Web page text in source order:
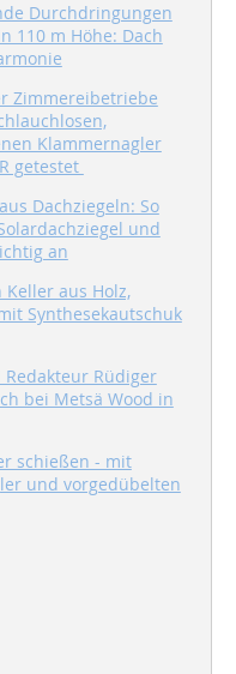
Durchdringungen
110 m Höhe: Dach
Zimmereibetriebe
Klammernagler
getestet
Dachziegeln: So
und
an
Keller aus Holz,
Synthesekautschuk
Redakteur Rüdiger
bei Metsä Wood in
schießen - mit
und vorgedübelten